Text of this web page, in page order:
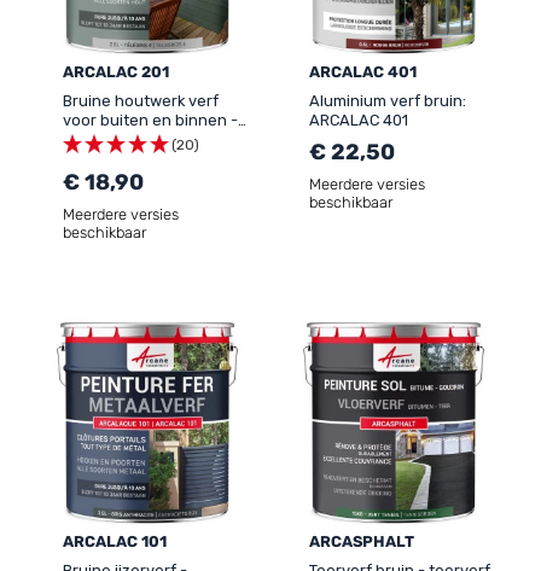
ARCALAC 201
Bruine houtwerk verf
voor buiten en binnen -
ARCALAC 201 (20)
€ 18,90
Meerdere versies
beschikbaar
ARCALAC 401
Aluminium verf bruin:
ARCALAC 401
€ 22,50
Meerdere versies
beschikbaar
ARCALAC 101
ARCASPHALT